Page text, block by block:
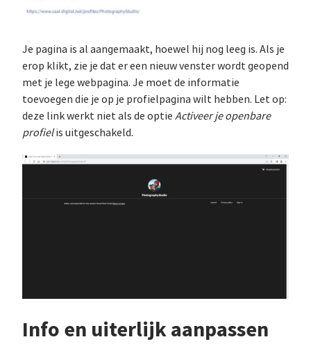
Je pagina is al aangemaakt, hoewel hij nog leeg is. Als je
erop klikt, zie je dat er een nieuw venster wordt geopend
met je lege webpagina. Je moet de informatie
toevoegen die je op je profielpagina wilt hebben. Let op:
deze link werkt niet als de optie Activeer je openbare
profielis uitgeschakeld.
Info en uiterlijk aanpassen